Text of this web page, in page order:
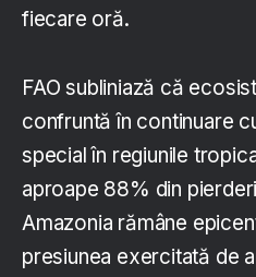
fiecare oră.
FAO subliniază că
confruntă în continuare
special în regiunile
aproape 88% din
Amazonia rămâne
presiunea exercitată de